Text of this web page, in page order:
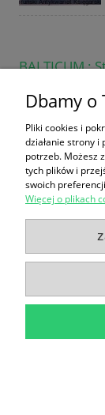
BALTICUM :
kultury XII-
Atlas
Dbamy o
Pliki cookies i
działanie strony
potrzeb. Możesz
tych plików i
swoich
Więcej o plikach